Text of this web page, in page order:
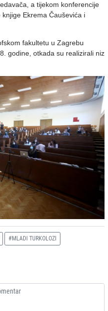
a tijekom konferencije
Ekrema Čauševića i
fakultetu u Zagrebu
godine, otkada su realizirali niz
#MLADI TURKOLOZI